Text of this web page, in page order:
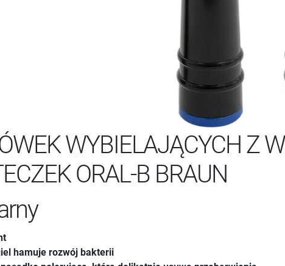
WYBIELAJĄCYCH Z
ORAL-B BRAUN
hamuje rozwój bakterii